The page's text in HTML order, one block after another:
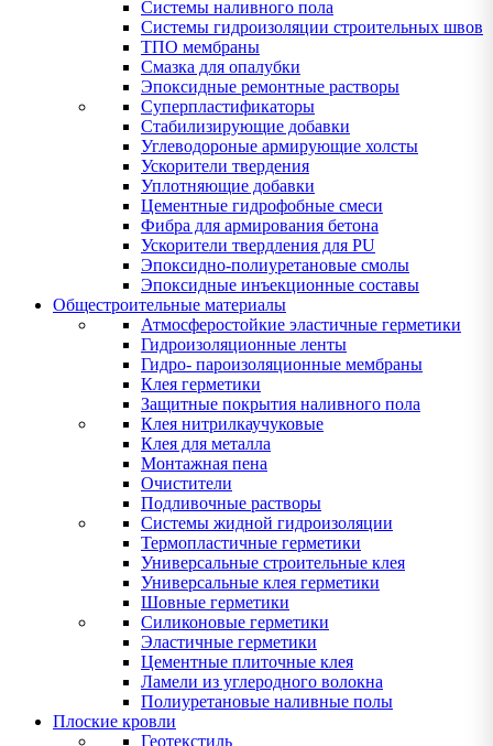
Системы наливного пола
Системы гидроизоляции строительных швов
ТПО мембраны
Смазка для опалубки
Эпоксидные ремонтные растворы
Суперпластификаторы
Стабилизирующие добавки
Углеводороные армирующие холсты
Ускорители твердения
Уплотняющие добавки
Цементные гидрофобные смеси
Фибра для армирования бетона
Ускорители твердления для PU
Эпоксидно-полиуретановые смолы
Эпоксидные инъекционные составы
Общестроительные материалы
Атмосферостойкие эластичные герметики
Гидроизоляционные ленты
Гидро- пароизоляционные мембраны
Клея герметики
Защитные покрытия наливного пола
Клея нитрилкаучуковые
Клея для металла
Монтажная пена
Очистители
Подливочные растворы
Системы жидной гидроизоляции
Термопластичные герметики
Универсальные строительные клея
Универсальные клея герметики
Шовные герметики
Силиконовые герметики
Эластичные герметики
Цементные плиточные клея
Ламели из углеродного волокна
Полиуретановые наливные полы
Плоские кровли
Геотекстиль